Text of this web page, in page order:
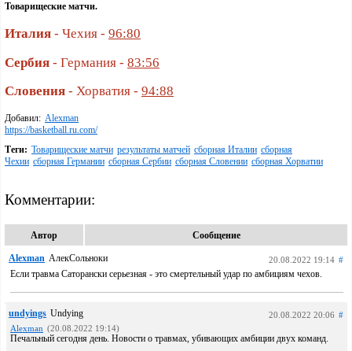
Товарищеские матчи.
Италия - Чехия - 96:80
Сербия - Германия - 83:56
Словения - Хорватия - 94:88
Добавил: Alexman
https://basketball.ru.com/
Теги: Товарищеские матчи результаты матчей сборная Италии сборная
Чехии сборная Германии сборная Сербии сборная Словении сборная Хорватии
Комментарии:
Автор Сообщение
Alexman АлекСольноки 20.08.2022 19:14 #
Если травма Саторански серьезная - это смертельный удар по амбициям чехов.
undyings Undying 20.08.2022 20:06 #
Alexman (20.08.2022 19:14)
Печальный сегодня день. Новости о травмах, убивающих амбиции двух команд.